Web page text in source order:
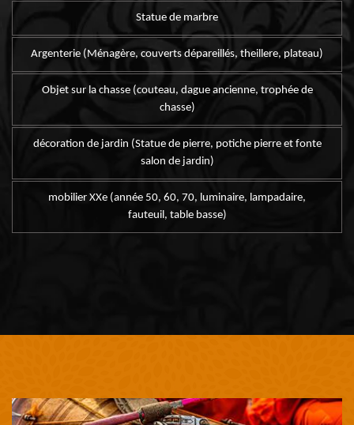
Statue de marbre
Argenterie (Ménagère, couverts dépareillés, theillere, plateau)
Objet sur la chasse (couteau, dague ancienne, trophée de
chasse)
décoration de jardin (Statue de pierre, potiche pierre et fonte
salon de jardin)
mobilier XXe (année 50, 60, 70, luminaire, lampadaire,
fauteuil, table basse)